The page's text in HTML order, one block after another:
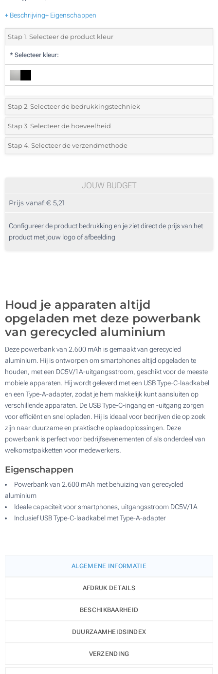
+ Beschrijving+ Eigenschappen
Stap 1. Selecteer de product kleur
* Selecteer kleur:
Stap 2. Selecteer de bedrukkingstechniek
*Selecteer de bedrukking en kleuren van het logo:
1 Kleur (Aan een kant)
3 Kleuren (Aan een kant)
Lasergravering (Aan een kant)
Stap 3. Selecteer de hoeveelheid
*Selecteer uit de lijst of voeg het gewenste aantal in
20
100
Stap 4. Selecteer de verzendmethode
JOUW BUDGET
Prijs vanaf:€ 5,21
Configureer de product bedrukking en je ziet direct de prijs van het
product met jouw logo of afbeelding
Houd je apparaten altijd
opgeladen met deze powerbank
van gerecycled aluminium
Deze powerbank van 2.600 mAh is gemaakt van gerecycled
aluminium. Hij is ontworpen om smartphones altijd opgeladen te
houden, met een DC5V/1A-uitgangsstroom, geschikt voor de meeste
mobiele apparaten. Hij wordt geleverd met een USB Type-C-laadkabel
en een Type-A-adapter, zodat je hem makkelijk kunt aansluiten op
verschillende apparaten. De USB Type-C-ingang en -uitgang zorgen
voor efficiënt en snel opladen. Hij is ideaal voor bedrijven die op zoek
zijn naar duurzame en praktische oplaadoplossingen. Deze
powerbank is perfect voor bedrijfsevenementen of als onderdeel van
welkomstpakketten voor medewerkers.
Eigenschappen
Powerbank van 2.600 mAh met behuizing van gerecycled
aluminium
Ideale capaciteit voor smartphones, uitgangsstroom DC5V/1A
Inclusief USB Type-C-laadkabel met Type-A-adapter
ALGEMENE INFORMATIE
AFDRUK DETAILS
BESCHIKBAARHEID
DUURZAAMHEIDSINDEX
VERZENDING